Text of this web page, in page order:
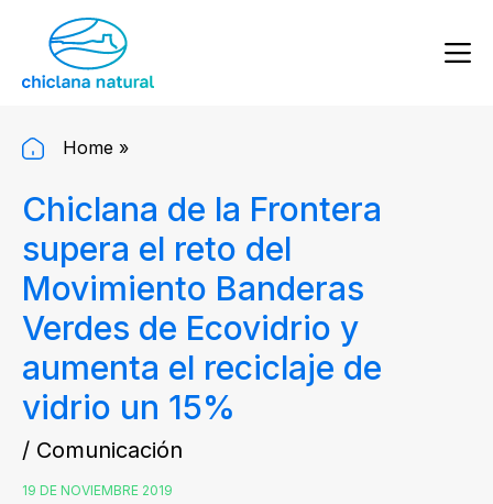
Home »
Chiclana de la Frontera
supera el reto del
Movimiento Banderas
Verdes de Ecovidrio y
aumenta el reciclaje de
vidrio un 15%
/ Comunicación
19 DE NOVIEMBRE 2019